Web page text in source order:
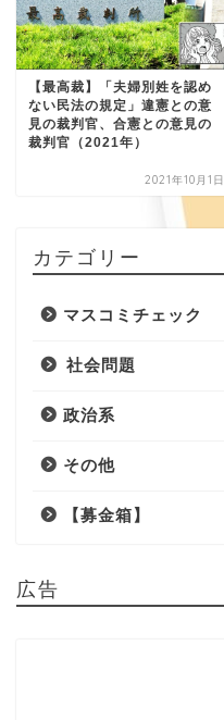
【最高裁】「夫婦別姓を認め
ない民法の規定」違憲との意
見の裁判官、合憲との意見の
裁判官（2021年）
2021年10月1日
カテゴリー
マスコミチェック
社会問題
政治系
その他
【募金箱】
広告